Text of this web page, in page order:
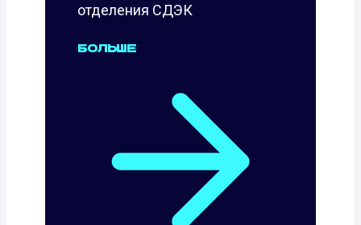
отделения СДЭК
БОЛЬШЕ